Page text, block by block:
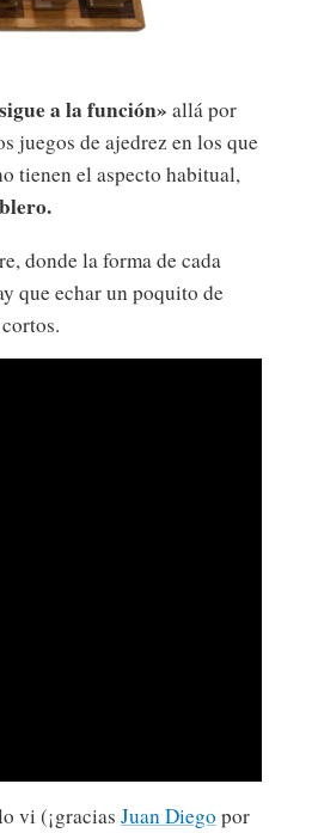
a la función» allá por
juegos de ajedrez en los que
tienen el aspecto habitual,
donde la forma de cada
que echar un poquito de
vi (¡gracias Juan Diego por